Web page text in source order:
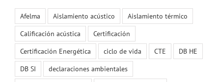
Afelma Aislamiento acústico
Aislamiento térmico
Calificación acústica
Certificación
Certificación Energética
ciclo de vida CTE
DB HE
DB SI
declaraciones ambientales